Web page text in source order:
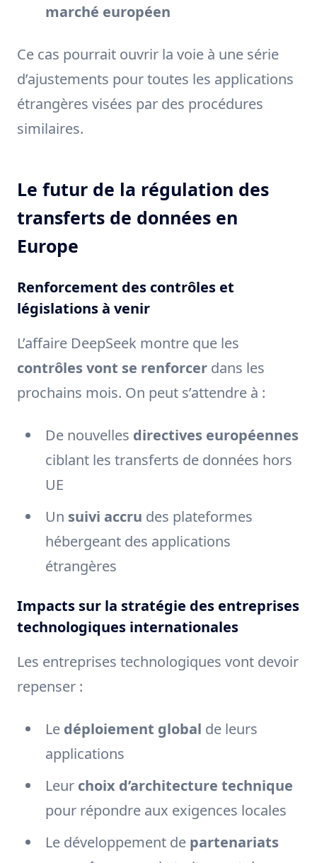
marché européen
Ce cas pourrait ouvrir la voie à une série
d’ajustements pour toutes les applications
étrangères visées par des procédures
similaires.
Le futur de la régulation des
transferts de données en
Europe
Renforcement des contrôles et
législations à venir
L’affaire DeepSeek montre que les
contrôles vont se renforcer dans les
prochains mois. On peut s’attendre à :
De nouvelles directives européennes
ciblant les transferts de données hors
UE
Un suivi accru des plateformes
hébergeant des applications
étrangères
Impacts sur la stratégie des entreprises
technologiques internationales
Les entreprises technologiques vont devoir
repenser :
Le déploiement global de leurs
applications
Leur choix d’architecture technique
pour répondre aux exigences locales
Le développement de partenariats